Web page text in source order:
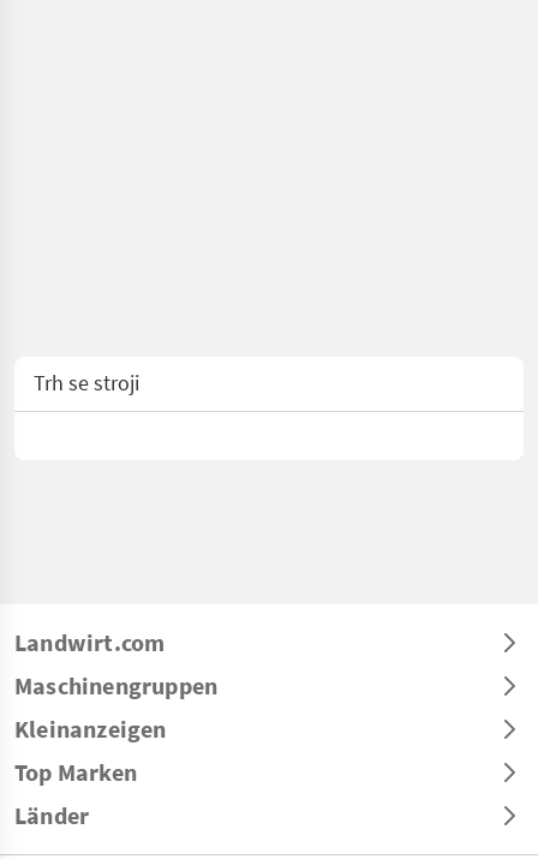
Trh se stroji
Landwirt.com
Maschinengruppen
Kleinanzeigen
Top Marken
Länder